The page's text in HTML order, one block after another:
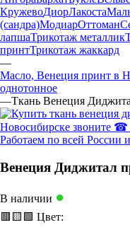
КружевоДиорЛакоста
(сандра)МодиарОттоман
лапшаТрикотаж металлик
принтТрикотаж жаккард
—
Масло, Венеция принт в
однотонное
—Ткань Венеция
Венеция Диджитал
В наличии ●
🟥 🟨 🟩 Цвет: